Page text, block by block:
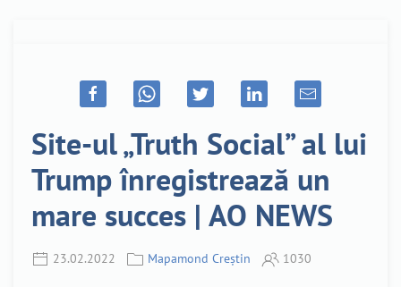
Site-ul „Truth Social” al lui
Trump înregistrează un
mare succes | AO NEWS
23.02.2022 Mapamond Creștin 1030